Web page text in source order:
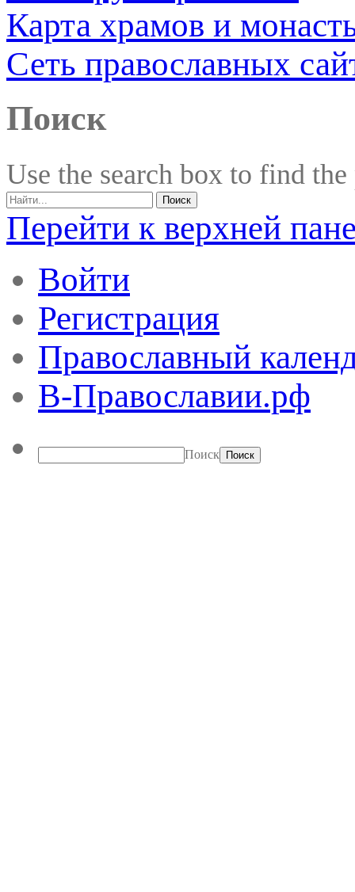
Карта храмов и
Сеть православных
Поиск
Use the search box to find
Перейти к верхней
Войти
Регистрация
Православный
В-Православии.рф
Поиск